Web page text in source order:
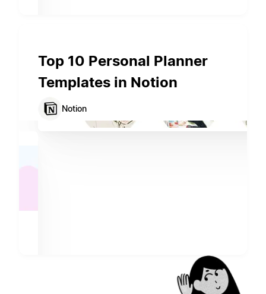
Top 10 Personal Planner
Templates in Notion
Notion